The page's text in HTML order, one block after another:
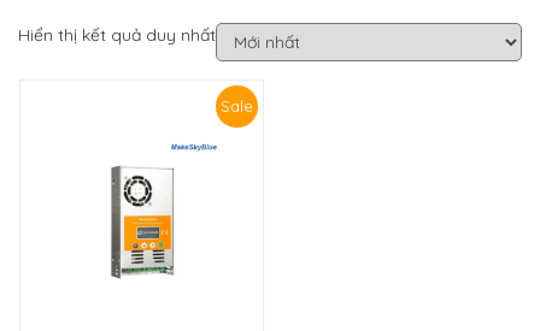
Hiển thị kết quả duy nhất
Sale